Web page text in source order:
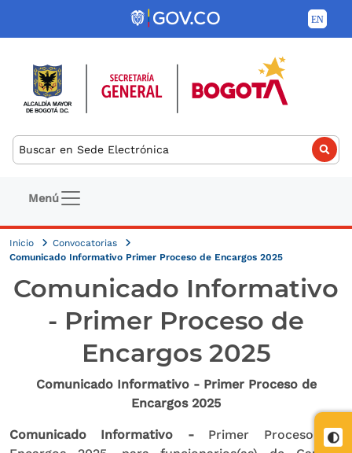
Pasar al contenido principal
Buscar
Navegación principal
Menú
Inicio
Convocatorias
Comunicado Informativo Primer Proceso de Encargos 2025
Comunicado Informativo
- Primer Proceso de
Encargos 2025
Comunicado Informativo - Primer Proceso de
Encargos 2025
Comunicado Informativo - Primer Proceso de